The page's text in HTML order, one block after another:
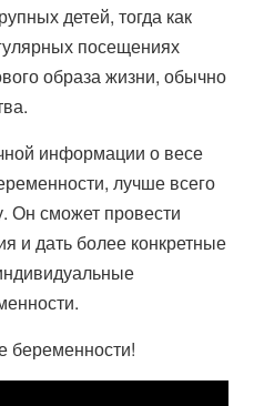
детей, тогда как
посещениях
образа жизни, обычно
информации о весе
лучше всего
Он сможет провести
и дать более конкретные
беременности!